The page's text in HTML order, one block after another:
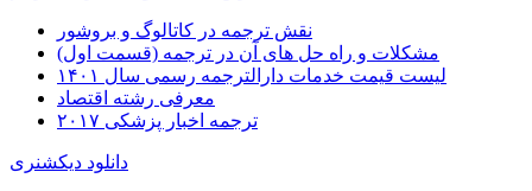
نقش ترجمه در کاتالوگ و بروشور
مشکلات و راه حل های آن در ترجمه (قسمت اول)
لیست قیمت خدمات دارالترجمه رسمی سال ۱۴۰۱
معرفی رشته اقتصاد
ترجمه اخبار پزشکی ۲۰۱۷
دانلود دیکشنری